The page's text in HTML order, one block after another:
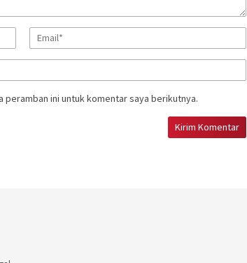
peramban ini untuk komentar saya berikutnya.